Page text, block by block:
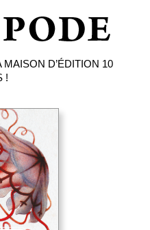
MAISON D’ÉDITION 10
!